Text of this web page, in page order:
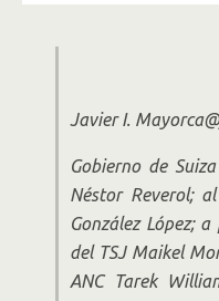
Javier I. Mayorca
Gobierno de
Néstor Reverol;
González López;
del TSJ Maikel
ANC Tarek